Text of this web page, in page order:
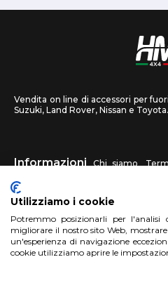
Vendita on line di accessori per
Suzuki, Land Rover, Nissan e Toyota.
Informazioni Chi siamo
recessi
HM4X4 FAQ Centri assistenza
Account Registrati Accedi
Utilizziamo i cookie
Potremmo posizionarli per
migliorare il nostro sito Web,
un'esperienza di navigazione
cookie utilizziamo aprire le